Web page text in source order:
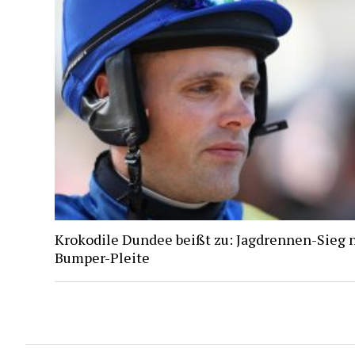
Krokodile Dundee beißt zu: Jagdrennen-Sieg
Bumper-Pleite